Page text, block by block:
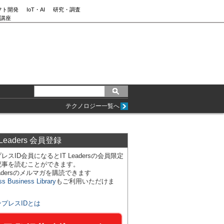
ト開発 IoT・AI
研究・調査
座
テクノロジー一覧へ
会員登録
スID会員になるとIT Leadersの会員限定
を読むことができます。
のメルマガを購読できます
Business Libraryもご利用いただけま
プレスIDとは